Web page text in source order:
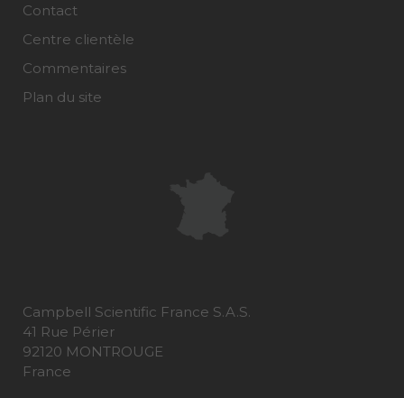
Contact
Centre clientèle
Commentaires
Plan du site
Campbell Scientific France S.A.S.
41 Rue Périer
92120 MONTROUGE
France